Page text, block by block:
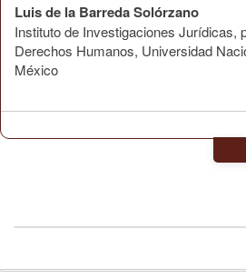
Luis de la Barreda Solórzano
Instituto de Investigaciones Jurídicas,
Derechos Humanos, Universidad
México